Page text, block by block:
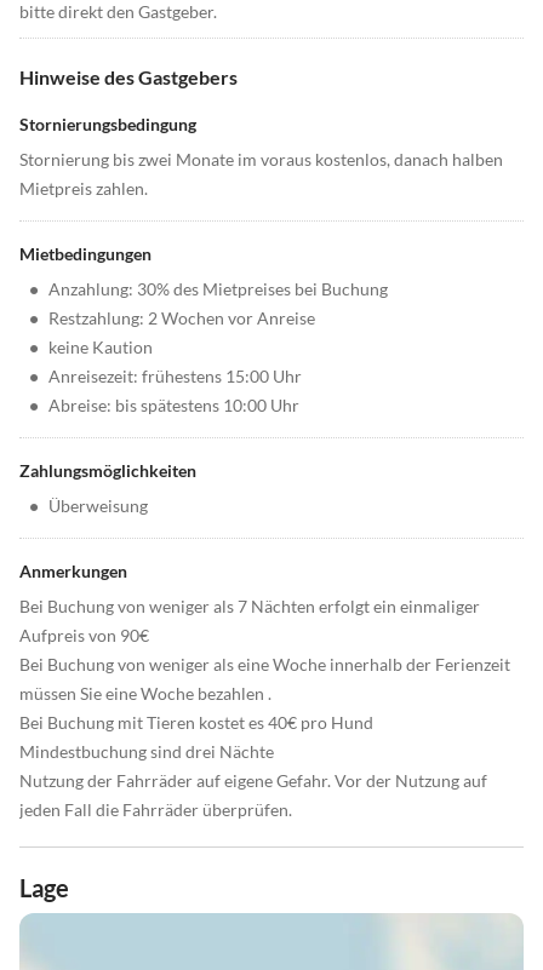
bitte direkt den Gastgeber.
Hinweise des Gastgebers
Stornierungsbedingung
Stornierung bis zwei Monate im voraus kostenlos, danach halben
Mietpreis zahlen.
Mietbedingungen
• Anzahlung: 30% des Mietpreises bei Buchung
• Restzahlung: 2 Wochen vor Anreise
• keine Kaution
• Anreisezeit: frühestens 15:00 Uhr
• Abreise: bis spätestens 10:00 Uhr
Zahlungsmöglichkeiten
• Überweisung
Anmerkungen
Bei Buchung von weniger als 7 Nächten erfolgt ein einmaliger
Aufpreis von 90€
Bei Buchung von weniger als eine Woche innerhalb der Ferienzeit
müssen Sie eine Woche bezahlen .
Bei Buchung mit Tieren kostet es 40€ pro Hund
Mindestbuchung sind drei Nächte
Nutzung der Fahrräder auf eigene Gefahr. Vor der Nutzung auf
jeden Fall die Fahrräder überprüfen.
Lage